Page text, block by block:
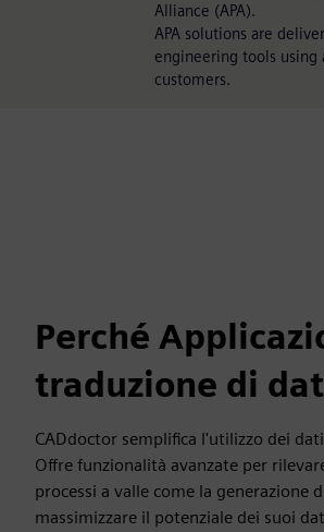
Alliance (APA).
APA solutions are
engineering tools using
customers.
Perché
traduzione di
CADdoctor semplifica l'utilizzo dei
Offre funzionalità avanzate per
processi a valle come la generazione
massimizzare il potenziale dei suoi